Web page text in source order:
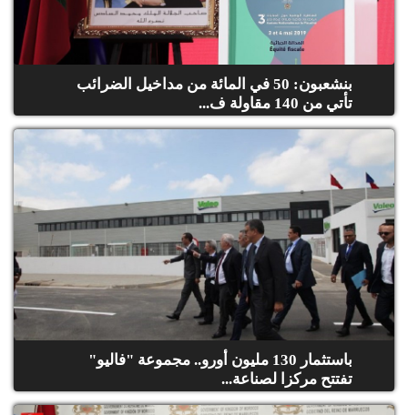
بنشعبون: 50 في المائة من مداخيل الضرائب
تأتي من 140 مقاولة ف...
باستثمار 130 مليون أورو.. مجموعة "فاليو"
تفتتح مركزا لصناعة...